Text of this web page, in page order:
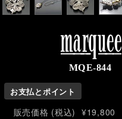
marquee
MQE-844
お支払とポイント
販売価格 (税込) ¥19,800